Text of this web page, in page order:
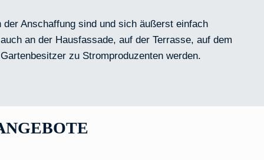
Anschaffung sind und sich äußerst einfach
an der Hausfassade, auf der Terrasse, auf dem
zu Stromproduzenten werden.